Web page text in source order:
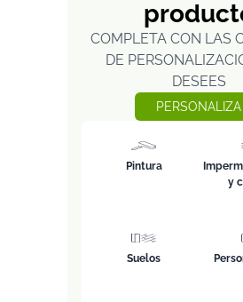
COMPLETA CON LAS
DE
DESEES
PERSONALIZA
Pintura
y
Suelos